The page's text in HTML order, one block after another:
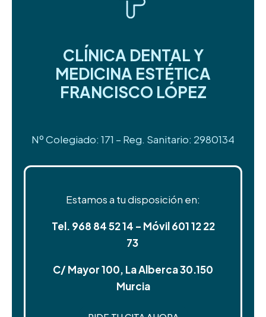
CLÍNICA DENTAL Y
MEDICINA ESTÉTICA
FRANCISCO LÓPEZ
Nº Colegiado: 171 – Reg. Sanitario: 2980134
Estamos a tu disposición en:
Tel. 968 84 52 14 – Móvil 601 12 22
73
C/ Mayor 100, La Alberca 30.150
Murcia